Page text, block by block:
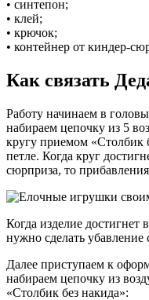
• синтепон;
• клей;
• крючок;
• контейнер от киндер-
Как связать
Работу начинаем в
набираем цепочку из 5
кругу приемом «Столбик
петле. Когда круг
сюрприза, то
Когда изделие достигнет
нужно сделать убавление
Далее приступаем к
набираем цепочку из
«Столбик без накида»: